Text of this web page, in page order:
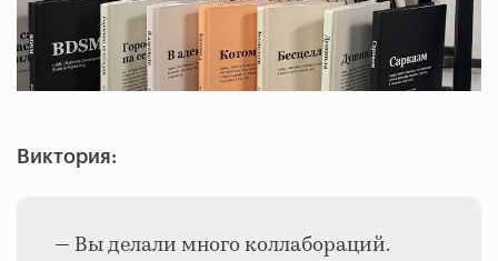
Виктория:
— Вы делали много коллабораций.